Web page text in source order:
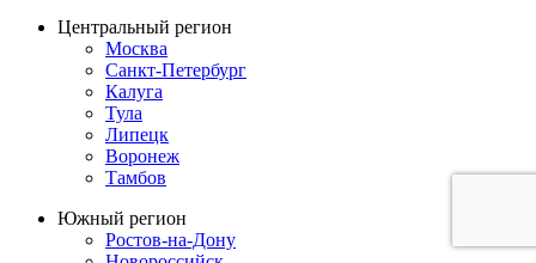
Центральный регион
Москва
Санкт-Петербург
Калуга
Тула
Липецк
Воронеж
Тамбов
Южный регион
Ростов-на-Дону